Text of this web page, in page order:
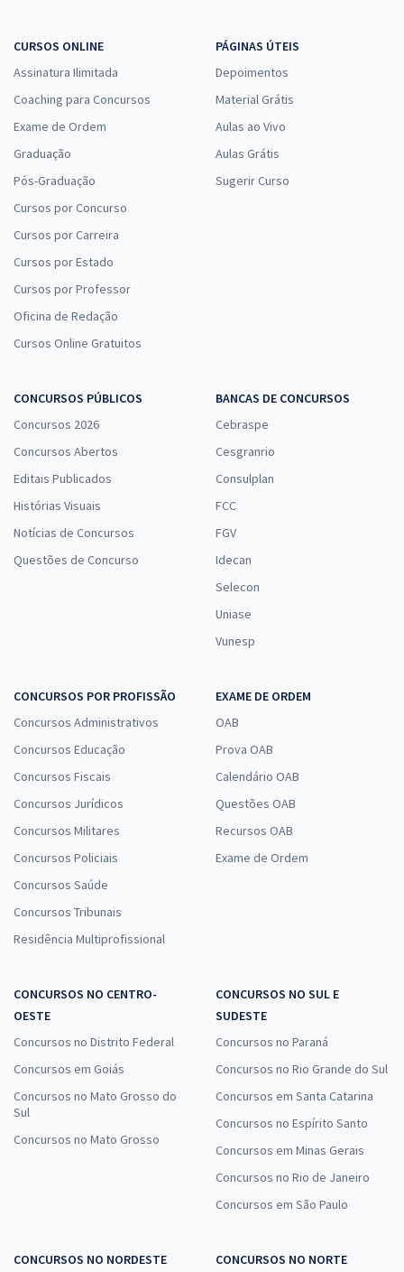
CURSOS ONLINE
Assinatura Ilimitada
Coaching para Concursos
Exame de Ordem
Graduação
Pós-Graduação
Cursos por Concurso
Cursos por Carreira
Cursos por Estado
Cursos por Professor
Oficina de Redação
Cursos Online Gratuitos
PÁGINAS ÚTEIS
Depoimentos
Material Grátis
Aulas ao Vivo
Aulas Grátis
Sugerir Curso
CONCURSOS PÚBLICOS
Concursos 2026
Concursos Abertos
Editais Publicados
Histórias Visuais
Notícias de Concursos
Questões de Concurso
BANCAS DE CONCURSOS
Cebraspe
Cesgranrio
Consulplan
FCC
FGV
Idecan
Selecon
Uniase
Vunesp
CONCURSOS POR PROFISSÃO
Concursos Administrativos
Concursos Educação
Concursos Fiscais
Concursos Jurídicos
Concursos Militares
Concursos Policiais
Concursos Saúde
Concursos Tribunais
Residência Multiprofissional
EXAME DE ORDEM
OAB
Prova OAB
Calendário OAB
Questões OAB
Recursos OAB
Exame de Ordem
CONCURSOS NO CENTRO-
OESTE
Concursos no Distrito Federal
Concursos em Goiás
Concursos no Mato Grosso do
Sul
Concursos no Mato Grosso
CONCURSOS NO SUL E
SUDESTE
Concursos no Paraná
Concursos no Rio Grande do Sul
Concursos em Santa Catarina
Concursos no Espírito Santo
Concursos em Minas Gerais
Concursos no Rio de Janeiro
Concursos em São Paulo
CONCURSOS NO NORDESTE
CONCURSOS NO NORTE